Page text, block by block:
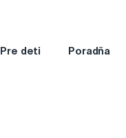
Pre deti Poradňa